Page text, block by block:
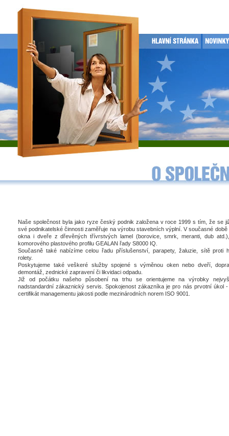
Naše společnost byla jako ryze český podnik založena v roce 1999 s tím, že se
své podnikatelské činnosti zaměřuje na výrobu stavebních výplní. V současné
okna i dveře z dřevěných třívrstvých lamel (borovice, smrk, meranti, dub
komorového plastového profilu GEALAN řady S8000 IQ.
Současně také nabízíme celou řadu příslušenství, parapety, žaluzie, sítě proti
rolety.
Poskytujeme také veškeré služby spojené s výměnou oken nebo dveří,
demontáž, zednické zapravení či likvidaci odpadu.
Již od počátku našeho působení na trhu se orientujeme na výrobky
nadstandardní zákaznický servis. Spokojenost zákazníka je pro nás prvotní úkol
certifikát managementu jakosti podle mezinárodních norem ISO 9001.